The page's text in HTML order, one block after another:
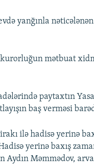
yanğınla
mətbuat
paytaxtın
baş verməsi
ilə hadisə yerinə
yerinə baxış
Aydın Məmmədov,